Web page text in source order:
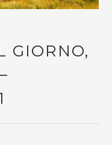
GIORNO,